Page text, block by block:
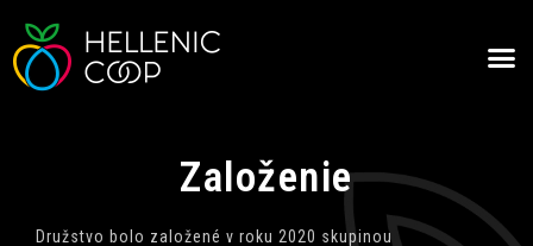
Založenie
Družstvo bolo založené v roku 2020 skupinou